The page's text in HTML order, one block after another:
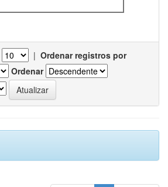
| Ordenar registros por
Ordenar